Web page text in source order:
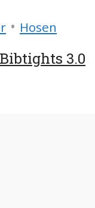
• Hosen
3.0